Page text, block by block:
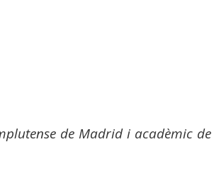
de Madrid i acadèmic